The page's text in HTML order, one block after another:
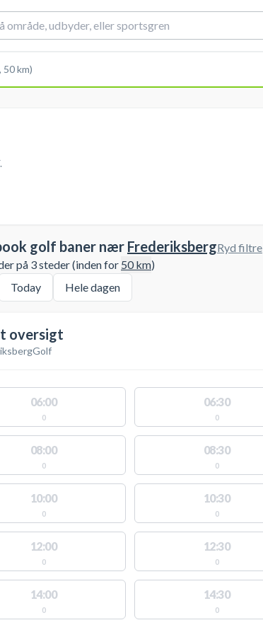
50 km)
golf baner nær Frederiksberg
på 3 steder (inden for 50km)
Ryd filtre
Today Hele dagen
oversigt
Golf
06:00
0
06:30
0
08:00
0
08:30
0
10:00
0
10:30
0
12:00
0
12:30
0
14:00
0
14:30
0